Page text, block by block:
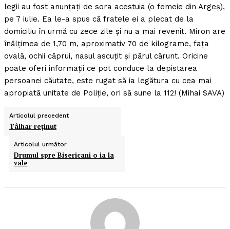
legii au fost anunţaţi de sora acestuia (o femeie din Argeş),
pe 7 iulie. Ea le-a spus că fratele ei a plecat de la
domiciliu în urmă cu zece zile şi nu a mai revenit. Miron are
înălţimea de 1,70 m, aproximativ 70 de kilograme, faţa
ovală, ochii căprui, nasul ascuţit şi părul cărunt. Oricine
poate oferi informaţii ce pot conduce la depistarea
persoanei căutate, este rugat să ia legătura cu cea mai
apropiată unitate de Poliţie, ori să sune la 112! (Mihai SAVA)
Articolul precedent
Tâlhar reţinut
Articolul următor
Drumul spre Bisericani o ia la
vale